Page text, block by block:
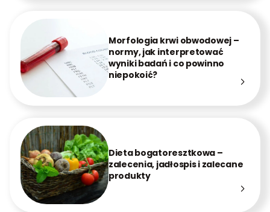
Morfologia krwi obwodowej –
normy, jak interpretować
wyniki badań i co powinno
niepokoić?
Dieta bogatoresztkowa –
zalecenia, jadłospis i zalecane
produkty